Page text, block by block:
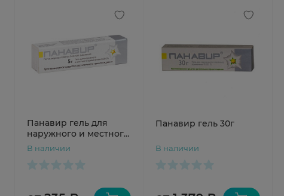
Панавир гель для
наружного и местного
применения 0,002%
В наличии
Панавир гель 30г
В наличии